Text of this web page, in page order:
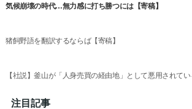
気候崩壊の時代…無力感に打ち勝つには【寄稿】
猪飼野語を翻訳するならば【寄稿】
【社説】釜山が「人身売買の経由地」として悪用されて
注目記事